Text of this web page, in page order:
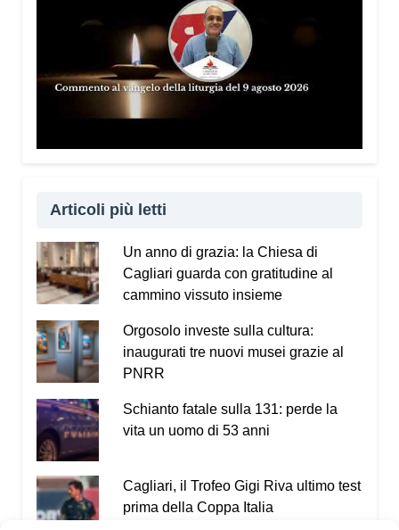
Articoli più letti
Un anno di grazia: la Chiesa di
Cagliari guarda con gratitudine al
cammino vissuto insieme
Orgosolo investe sulla cultura:
inaugurati tre nuovi musei grazie al
PNRR
Schianto fatale sulla 131: perde la
vita un uomo di 53 anni
Cagliari, il Trofeo Gigi Riva ultimo test
prima della Coppa Italia